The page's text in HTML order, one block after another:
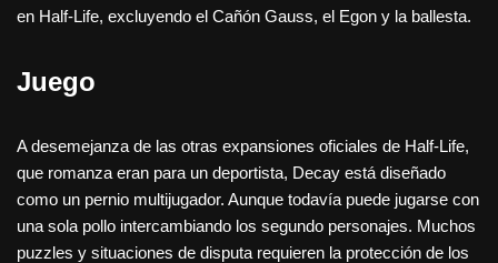
en Half-Life, excluyendo el Cañón Gauss, el Egon y la ballesta.
Juego
A desemejanza de las otras expansiones oficiales de Half-Life,
que romanza eran para un deportista, Decay está diseñado
como un pernio multijugador. Aunque todavía puede jugarse con
una sola pollo intercambiando los segundo personajes. Muchos
puzzles y situaciones de disputa requieren la protección de los